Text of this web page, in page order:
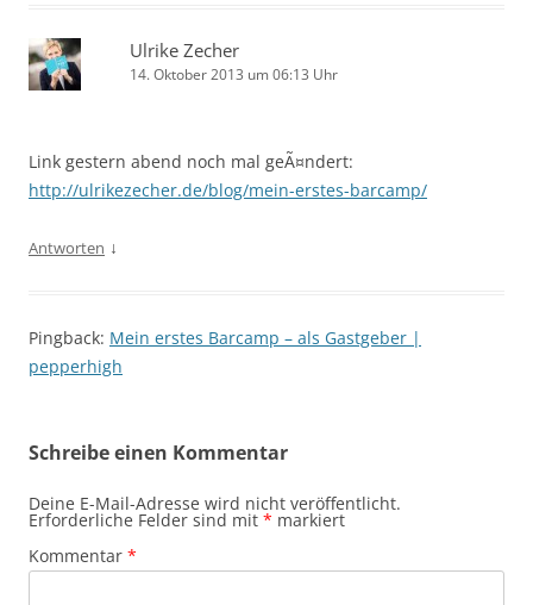
Ulrike Zecher
14. Oktober 2013 um 06:13 Uhr
Link gestern abend noch mal geÃ¤ndert:
http://ulrikezecher.de/blog/mein-erstes-barcamp/
Antworten ↓
Pingback: Mein erstes Barcamp – als Gastgeber |
pepperhigh
Schreibe einen Kommentar
Deine E-Mail-Adresse wird nicht veröffentlicht.
Erforderliche Felder sind mit * markiert
Kommentar *